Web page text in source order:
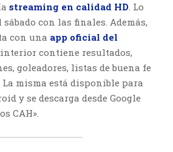
streaming en calidad HD. Lo
con las finales. Además,
con una app oficial del
contiene resultados,
goleadores, listas de buena fe
misma está disponible para
y se descarga desde Google
CAH».